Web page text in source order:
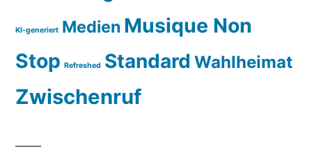
KI-generiert Medien Musique Non
Stop Refreshed Standard Wahlheimat
Zwischenruf